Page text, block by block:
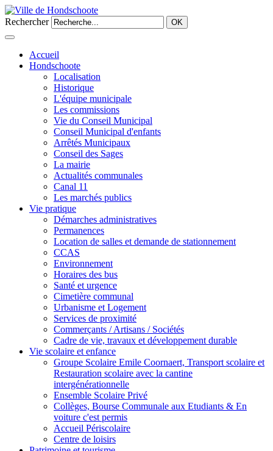
Rechercher OK
Accueil
Hondschoote
Localisation
Historique
L'équipe municipale
Les commissions
Vie du Conseil Municipal
Conseil Municipal d'enfants
Arrêtés Municipaux
Conseil des Sages
La mairie
Actualités communales
Canal 11
Les marchés publics
Vie pratique
Démarches administratives
Permanences
Location de salles et demande de stationnement
CCAS
Environnement
Horaires des bus
Santé et urgence
Cimetière communal
Urbanisme et Logement
Services de proximité
Commerçants / Artisans / Sociétés
Cadre de vie, travaux et développement durable
Vie scolaire et enfance
Groupe Scolaire Emile Coornaert, Transport scolaire et
Restauration scolaire avec la cantine
intergénérationnelle
Ensemble Scolaire Privé
Collèges, Bourse Communale aux Etudiants & En
voiture c'est permis
Accueil Périscolaire
Centre de loisirs